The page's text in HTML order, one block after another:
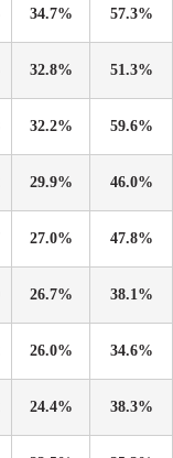
34.7% 57.3%
32.8% 51.3%
32.2% 59.6%
29.9% 46.0%
27.0% 47.8%
26.7% 38.1%
26.0% 34.6%
24.4% 38.3%